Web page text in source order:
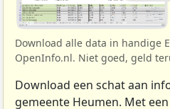
Download alle data in handige
OpenInfo.nl. Niet goed, geld
Download een schat aan
gemeente Heumen. Met een